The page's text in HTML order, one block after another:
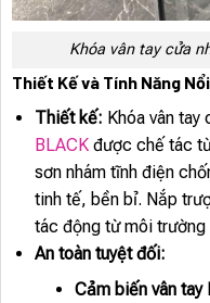
Khóa vân tay cửa
Thiết Kế và Tính Năng
Thiết kế: Khóa vân tay
BLACKđược chế tác
sơn nhám tĩnh điện
tinh tế, bền bỉ. Nắp
tác động từ môi trường
An toàn tuyệt đối:
Cảm biến vân